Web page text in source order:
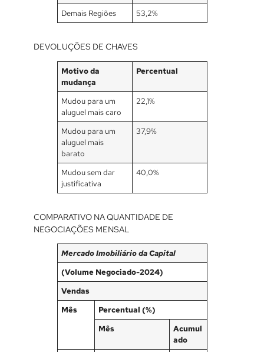
Demais Regiões
53,2%
DEVOLUÇÕES DE CHAVES
Motivo da
mudança
Percentual
Mudou para um
aluguel mais caro
22,1%
Mudou para um
aluguel mais
barato
37,9%
Mudou sem dar
justificativa
40,0%
COMPARATIVO NA QUANTIDADE DE
NEGOCIAÇÕES MENSAL
Mercado Imobiliário da Capital
(Volume Negociado-2024)
Vendas
Mês
Percentual (%)
Mês
Acumul
ado